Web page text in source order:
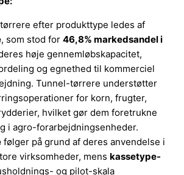
efter produkttype ledes af
, som stod for46,8% markedsandel i
høje gennemløbskapacitet,
og egnethed til kommerciel
Tunnel-tørrere understøtter
for korn, frugter,
hvilket gør dem foretrukne
i agro-forarbejdningsenheder.
følger på grund af deres anvendelse i
virksomheder, mens kassetype-
og pilot-skala